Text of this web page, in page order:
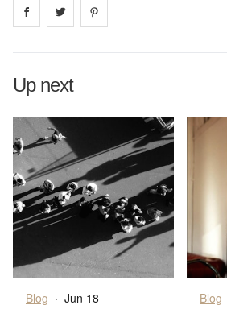
Share on facebook
Share on
Up next
Blog · Jun 18 Blog